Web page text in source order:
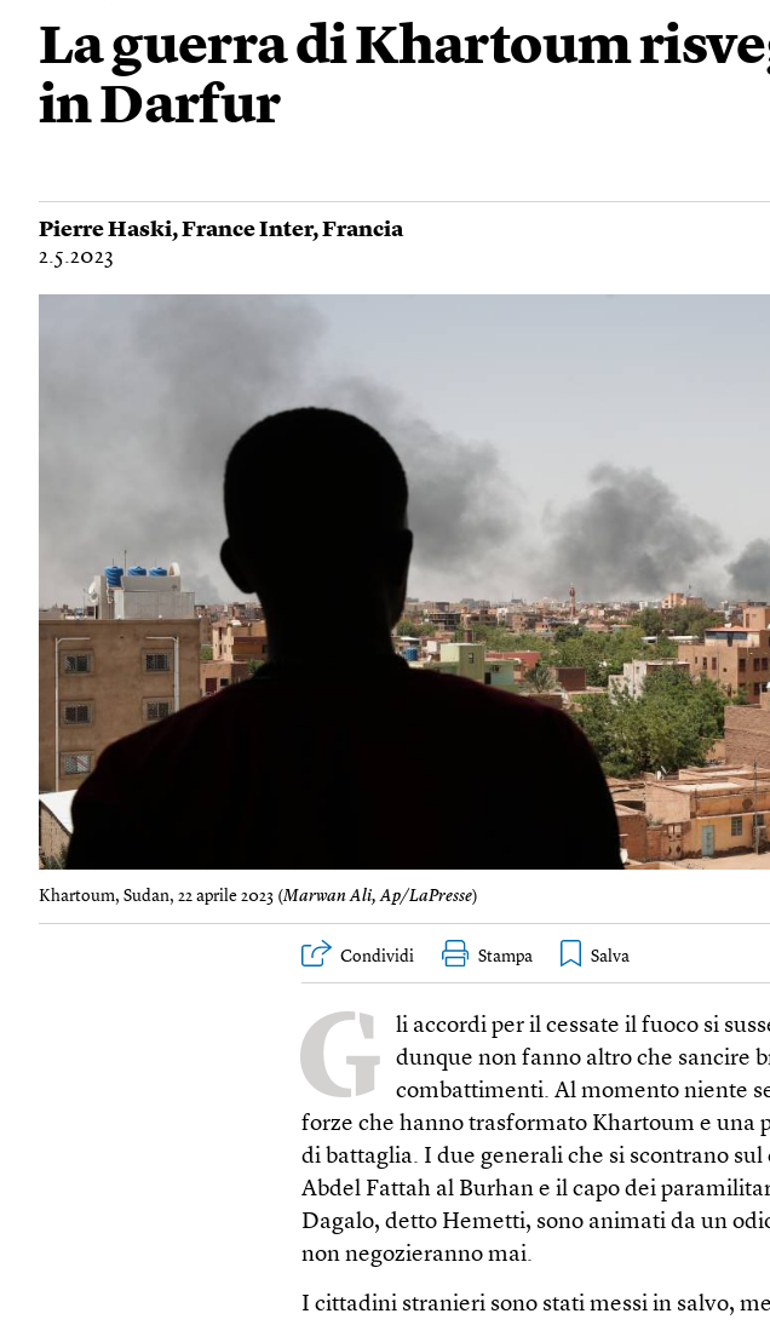
La guerra di Khartoum
in Darfur
Pierre Haski,France Inter,Francia
2.5.2023
Khartoum, Sudan, 22 aprile 2023 (Marwan Ali, Ap/LaPresse)
Condividi Stampa
G
li accordi per il cessate il fuoco si
dunque non fanno altro che sancire
combattimenti. Al momento niente
forze che hanno trasformato Khartoum e una
di battaglia. I due generali che si scontrano sul
Abdel Fattah al Burhan e il capo dei
Dagalo, detto Hemetti, sono animati da un
non negozieranno mai.
I cittadini stranieri sono stati messi in salvo,